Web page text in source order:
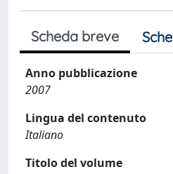
Scheda breve
Anno pubblicazione
2007
Lingua del contenuto
Italiano
Titolo del volume